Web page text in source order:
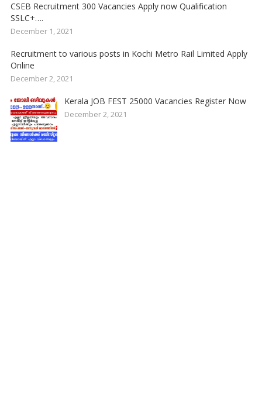
CSEB Recruitment 300 Vacancies Apply now Qualification
SSLC+….
December 1, 2021
Recruitment to various posts in Kochi Metro Rail Limited Apply
Online
December 2, 2021
Kerala JOB FEST 25000 Vacancies Register Now
December 2, 2021